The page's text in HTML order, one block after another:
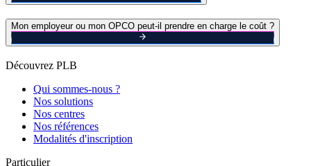
Mon employeur ou mon OPCO peut-il prendre en charge le coût ?
Découvrez PLB
Qui sommes-nous ?
Nos solutions
Nos centres
Nos références
Modalités d'inscription
Particulier